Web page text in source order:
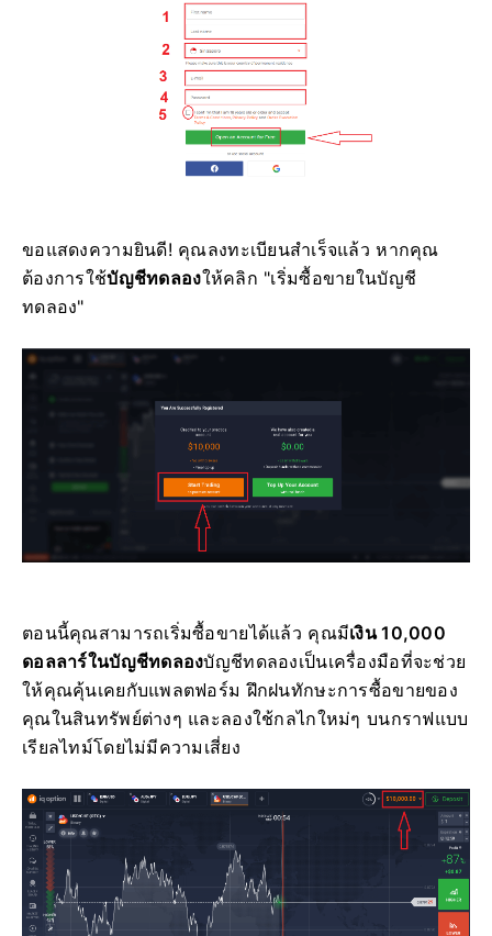
ขอแสดงความยินดี! คุณลงทะเบียนสำเร็จแล้ว หากคุณ
ต้องการใช้บัญชีทดลองให้คลิก "เริ่มซื้อขายในบัญชี
ทดลอง"
ตอนนี้คุณสามารถเริ่มซื้อขายได้แล้ว คุณมีเงิน 10,000
ดอลลาร์ในบัญชีทดลองบัญชีทดลองเป็นเครื่องมือที่จะช่วย
ให้คุณคุ้นเคยกับแพลตฟอร์ม ฝึกฝนทักษะการซื้อขายของ
คุณในสินทรัพย์ต่างๆ และลองใช้กลไกใหม่ๆ บนกราฟแบบ
เรียลไทม์โดยไม่มีความเสี่ยง